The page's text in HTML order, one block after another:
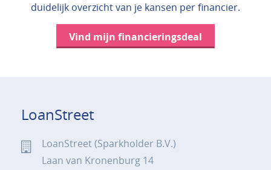
duidelijk overzicht van je kansen per financier.
Vind mijn financieringsdeal
LoanStreet
LoanStreet (Sparkholder B.V.)
Laan van Kronenburg 14